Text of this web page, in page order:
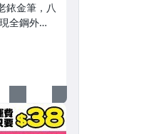
銥金筆，八
全鋼外
種筆夾。
存極佳。 8
筆 未用過